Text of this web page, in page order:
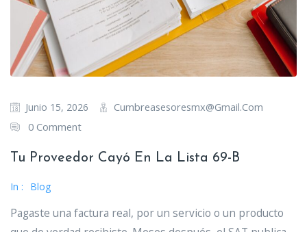
Junio 15, 2026
Cumbreasesoresmx@gmail.com
0 Comment
Tu Proveedor Cayó En La Lista 69-B
In : Blog
Pagaste una factura real, por un servicio o un producto